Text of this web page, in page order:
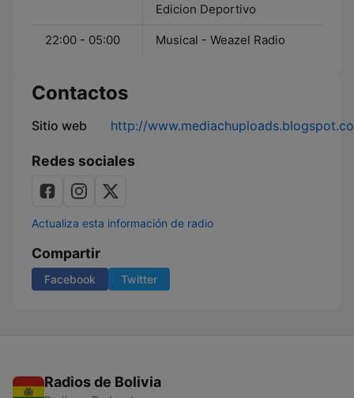
Edicion Deportivo
22:00 - 05:00 Musical - Weazel Radio
Contactos
Sitio web http://
Redes sociales
Actualiza esta información de radio
Compartir
Facebook Twitter
Radios de Bolivia